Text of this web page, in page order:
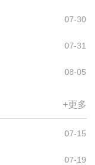
07-30
07-31
08-05
+更多
07-15
07-19